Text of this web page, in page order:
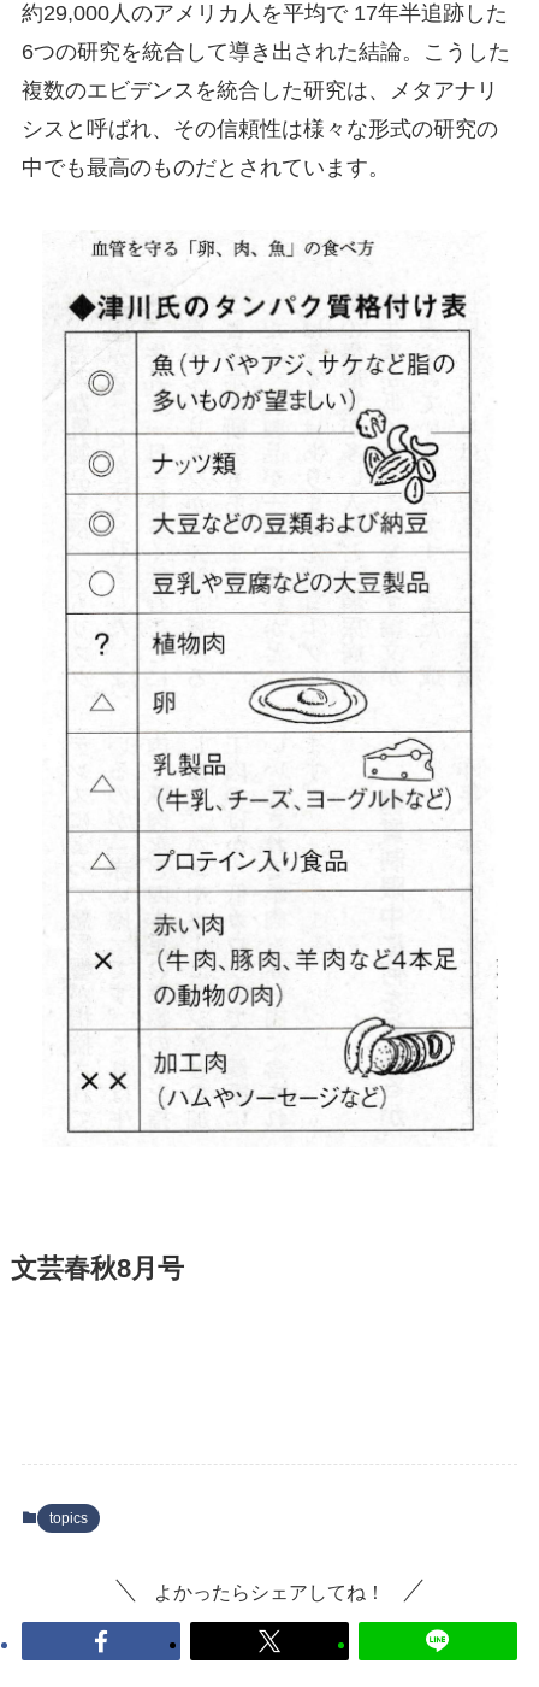
約29,000人のアメリカ人を平均で 17年半追跡した
6つの研究を統合して導き出された結論。こうした
複数のエビデンスを統合した研究は、メタアナリ
シスと呼ばれ、その信頼性は様々な形式の研究の
中でも最高のものだとされています。
文芸春秋8月号
topics
よかったらシェアしてね！